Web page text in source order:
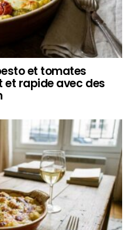
et tomates
et rapide avec des